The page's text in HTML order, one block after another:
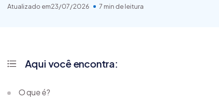
Atualizado em23/07/2026 7 min de leitura
Aqui você encontra:
O que é?